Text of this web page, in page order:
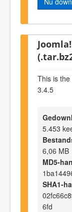
This is
3.4.5
5.453
6,06 MB
MD5-
SHA1-
6fd